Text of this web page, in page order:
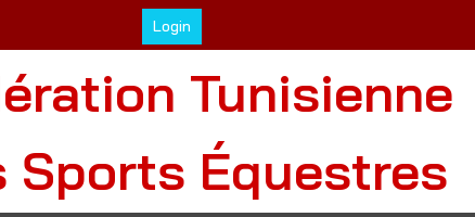
Login
Tunisienne
Sports Équestres